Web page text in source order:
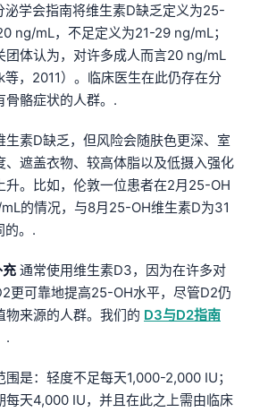
学会指南将维生素D缺乏定义为25-
ng/mL，不足定义为21-29 ng/mL；
团体认为，对许多成人而言20 ng/mL
，2011）。临床医生在此仍存在分
骨骼症状的人群。.
生素D缺乏，但风险会随肤色更深、室
、遮盖衣物、较高体脂以及低摄入强化
升。比如，伦敦一位患者在2月25-OH
的情况，与8月25-OH维生素D为31
的。.
通常使用维生素D3，因为在许多对
更可靠地提高25-OH水平，尽管D2仍
物来源的人群。我们的 D3与D2指南
.
是：轻度不足每天1,000-2,000 IU；
每天4,000 IU，并且在此之上需由临床